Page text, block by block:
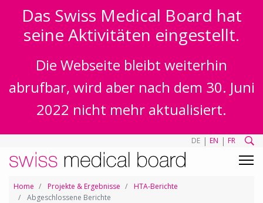
Das Swiss Medical Board hat
seine Aktivitäten eingestellt.
Die Webseite bleibt weiterhin
abrufbar, wird aber nach dem 30. Juni
2022 nicht mehr aktualisiert.
DE | EN | FR
Home Projekte & Ergebnisse
HTA-Berichte
Abgeschlossene Berichte